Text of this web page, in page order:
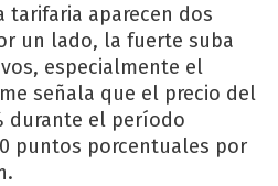
tarifaria aparecen dos
un lado, la fuerte suba
especialmente el
señala que el precio del
durante el período
puntos porcentuales por